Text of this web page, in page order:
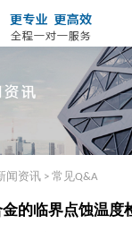
闻资讯 > 常见Q&A
的临界点蚀温度